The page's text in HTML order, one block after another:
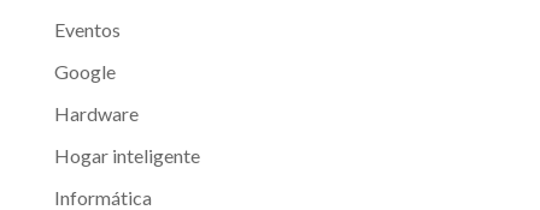
Eventos
Google
Hardware
Hogar inteligente
Informática